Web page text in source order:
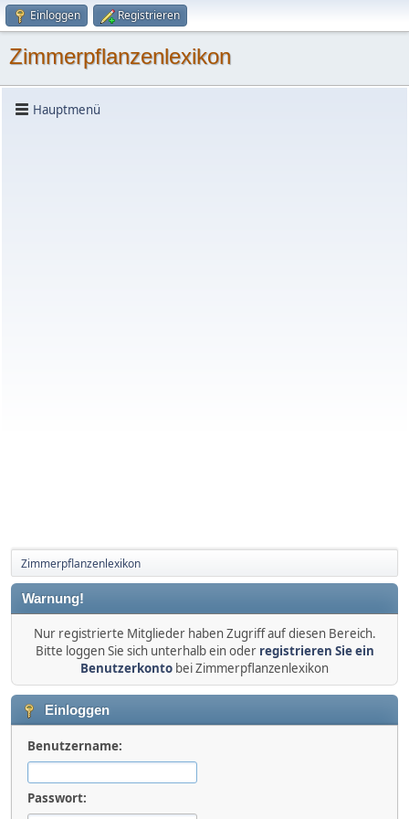
Einloggen Registrieren
Zimmerpflanzenlexikon
Hauptmenü
Zimmerpflanzenlexikon
Warnung!
Nur registrierte Mitglieder haben Zugriff auf diesen Bereich.
Bitte loggen Sie sich unterhalb ein oder registrieren Sie ein
Benutzerkonto bei Zimmerpflanzenlexikon
Einloggen
Benutzername:
Passwort: